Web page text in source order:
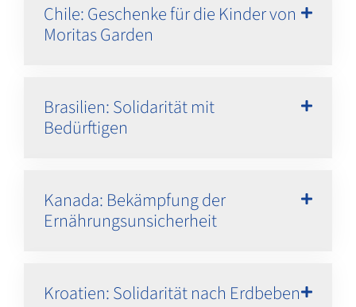
Chile: Geschenke für die Kinder von
Moritas Garden
Brasilien: Solidarität mit
Bedürftigen
Kanada: Bekämpfung der
Ernährungsunsicherheit
Kroatien: Solidarität nach Erdbeben